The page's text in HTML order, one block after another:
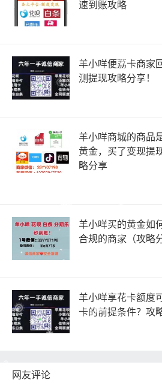
速到账攻略
羊小咩便荔卡商家
测提现攻略分享！
羊小咩商城的商品
黄金，买了变现提
略分享
羊小咩买的黄金如
合规的商家（攻略
羊小咩享花卡额度
卡的前提条件？攻
网友评论